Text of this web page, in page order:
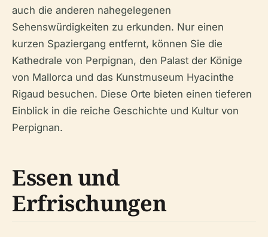
auch die anderen nahegelegenen
Sehenswürdigkeiten zu erkunden. Nur einen
kurzen Spaziergang entfernt, können Sie die
Kathedrale von Perpignan, den Palast der Könige
von Mallorca und das Kunstmuseum Hyacinthe
Rigaud besuchen. Diese Orte bieten einen tieferen
Einblick in die reiche Geschichte und Kultur von
Perpignan.
Essen und
Erfrischungen